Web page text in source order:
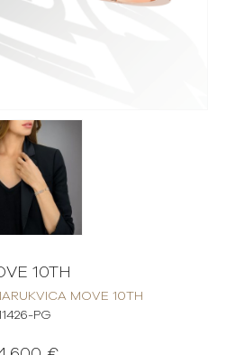
10TH
MOVE 10TH
PG